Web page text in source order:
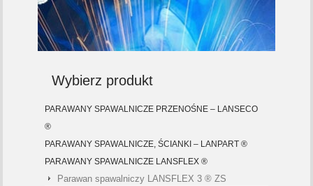
Wybierz produkt
PARAWANY SPAWALNICZE PRZENOŚNE – LANSECO
®
PARAWANY SPAWALNICZE, ŚCIANKI – LANPART ®
PARAWANY SPAWALNICZE LANSFLEX ®
Parawan spawalniczy LANSFLEX 3 ® ZS